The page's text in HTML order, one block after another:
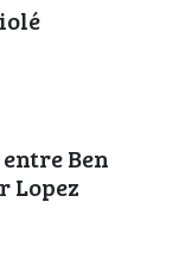
Ben
Lopez